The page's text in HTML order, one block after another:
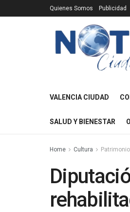
Quienes Somos Publicidad
VALENCIA CIUDAD
SALUD Y BIENESTAR
Home Cultura Patrimonio